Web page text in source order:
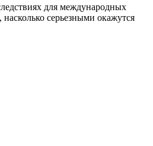
для международных
серьезными окажутся